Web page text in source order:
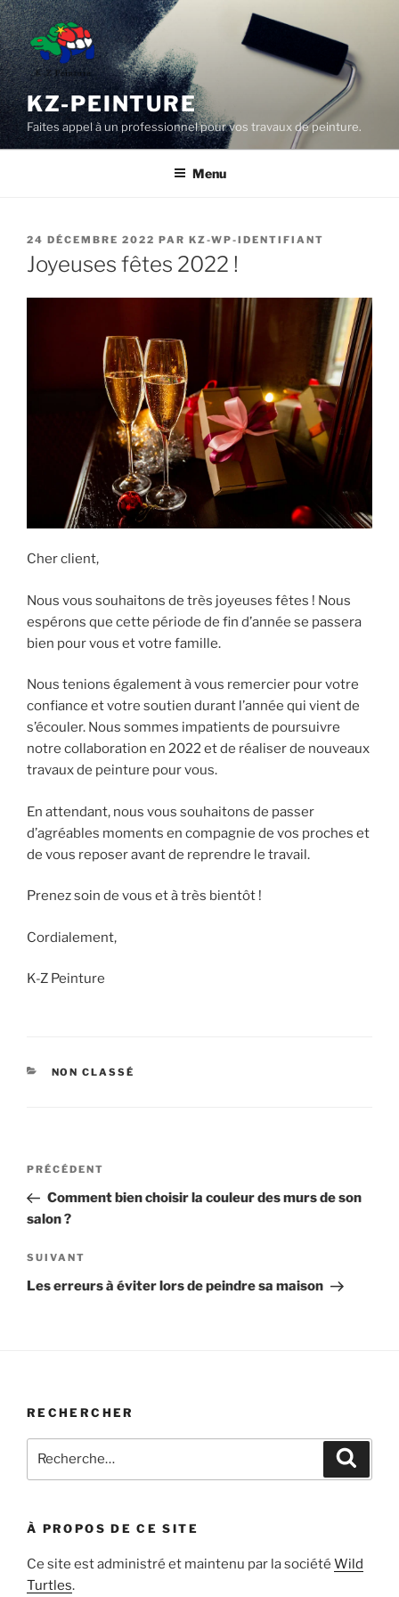
Aller
au
contenu
principal
KZ-PEINTURE
Faites appel à un professionnel pour vos travaux de peinture.
Menu
PUBLIÉ
LE
24 DÉCEMBRE 2022 PAR KZ-WP-IDENTIFIANT
Joyeuses fêtes 2022 !
Cher client,
Nous vous souhaitons de très joyeuses fêtes ! Nous
espérons que cette période de fin d’année se passera
bien pour vous et votre famille.
Nous tenions également à vous remercier pour votre
confiance et votre soutien durant l’année qui vient de
s’écouler. Nous sommes impatients de poursuivre
notre collaboration en 2022 et de réaliser de nouveaux
travaux de peinture pour vous.
En attendant, nous vous souhaitons de passer
d’agréables moments en compagnie de vos proches et
de vous reposer avant de reprendre le travail.
Prenez soin de vous et à très bientôt !
Cordialement,
K-Z Peinture
CATÉGORIES
NON CLASSÉ
Navigation
l’article
Article
précédent
PRÉCÉDENT
Comment bien choisir la couleur des murs de son
salon ?
Article
suivant
SUIVANT
Les erreurs à éviter lors de peindre sa maison
RECHERCHER
pour
À PROPOS DE CE SITE
Ce site est administré et maintenu par la société Wild
Turtles.